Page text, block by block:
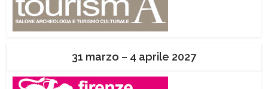
31 marzo – 4 aprile 2027